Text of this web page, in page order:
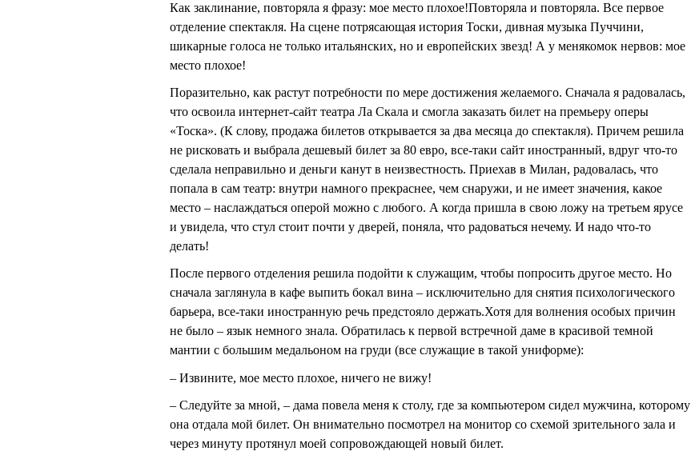
Как заклинание, повторяла я фразу: мое место плохое!Повторяла и повторяла. Все первое
отделение спектакля. На сцене потрясающая история Тоски, дивная музыка Пуччини,
шикарные голоса не только итальянских, но и европейских звезд! А у менякомок нервов: мое
место плохое!
Поразительно, как растут потребности по мере достижения желаемого. Сначала я радовалась,
что освоила интернет-сайт театра Ла Скала и смогла заказать билет на премьеру оперы
«Тоска». (К слову, продажа билетов открывается за два месяца до спектакля). Причем решила
не рисковать и выбрала дешевый билет за 80 евро, все-таки сайт иностранный, вдруг что-то
сделала неправильно и деньги канут в неизвестность. Приехав в Милан, радовалась, что
попала в сам театр: внутри намного прекраснее, чем снаружи, и не имеет значения, какое
место – наслаждаться оперой можно с любого. А когда пришла в свою ложу на третьем ярусе
и увидела, что стул стоит почти у дверей, поняла, что радоваться нечему. И надо что-то
делать!
После первого отделения решила подойти к служащим, чтобы попросить другое место. Но
сначала заглянула в кафе выпить бокал вина – исключительно для снятия психологического
барьера, все-таки иностранную речь предстояло держать.Хотя для волнения особых причин
не было – язык немного знала. Обратилась к первой встречной даме в красивой темной
мантии с большим медальоном на груди (все служащие в такой униформе):
– Извините, мое место плохое, ничего не вижу!
– Следуйте за мной, – дама повела меня к столу, где за компьютером сидел мужчина, которому
она отдала мой билет. Он внимательно посмотрел на монитор со схемой зрительного зала и
через минуту протянул моей сопровождающей новый билет.